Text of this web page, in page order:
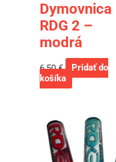
Dymovnica
RDG 2 –
modrá
6,50€
Pridať do
košíka